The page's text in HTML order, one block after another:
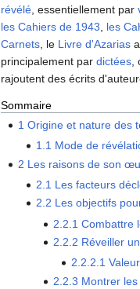
révélé , essentiellement par
les Cahiers de 1943
les
Carnets , le Livre d'Azarias
principalement par dictées
rajoutent des écrits
Sommaire
1 Origine et nature des
1.1 Mode de
2 Les raisons de son
2.1 Les facteurs
2.2 Les objectifs
2.2.1 Combattre
2.2.2 Réveiller
2.2.2.1
2.2.3 Montrer